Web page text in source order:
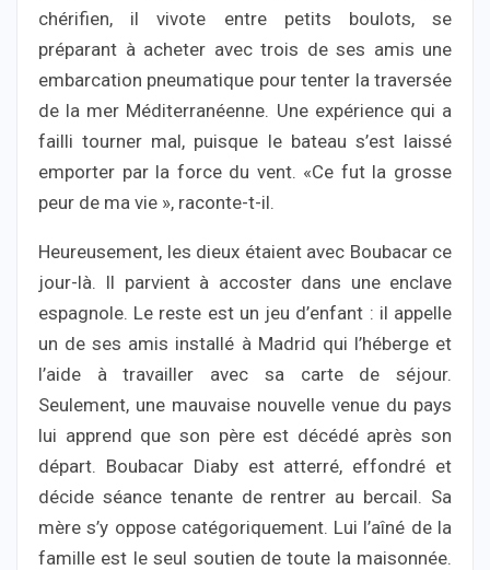
chérifien, il vivote entre petits boulots, se
préparant à acheter avec trois de ses amis une
embarcation pneumatique pour tenter la traversée
de la mer Méditerranéenne. Une expérience qui a
failli tourner mal, puisque le bateau s’est laissé
emporter par la force du vent. «Ce fut la grosse
peur de ma vie », raconte-t-il.
Heureusement, les dieux étaient avec Boubacar ce
jour-là. Il parvient à accoster dans une enclave
espagnole. Le reste est un jeu d’enfant : il appelle
un de ses amis installé à Madrid qui l’héberge et
l’aide à travailler avec sa carte de séjour.
Seulement, une mauvaise nouvelle venue du pays
lui apprend que son père est décédé après son
départ. Boubacar Diaby est atterré, effondré et
décide séance tenante de rentrer au bercail. Sa
mère s’y oppose catégoriquement. Lui l’aîné de la
famille est le seul soutien de toute la maisonnée.